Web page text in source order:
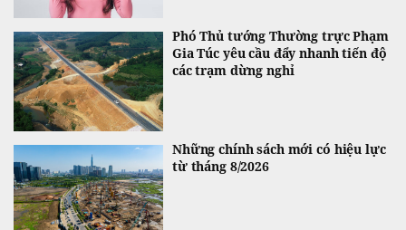
Phó Thủ tướng Thường trực Phạm
Gia Túc yêu cầu đẩy nhanh tiến độ
các trạm dừng nghỉ
Những chính sách mới có hiệu lực
từ tháng 8/2026